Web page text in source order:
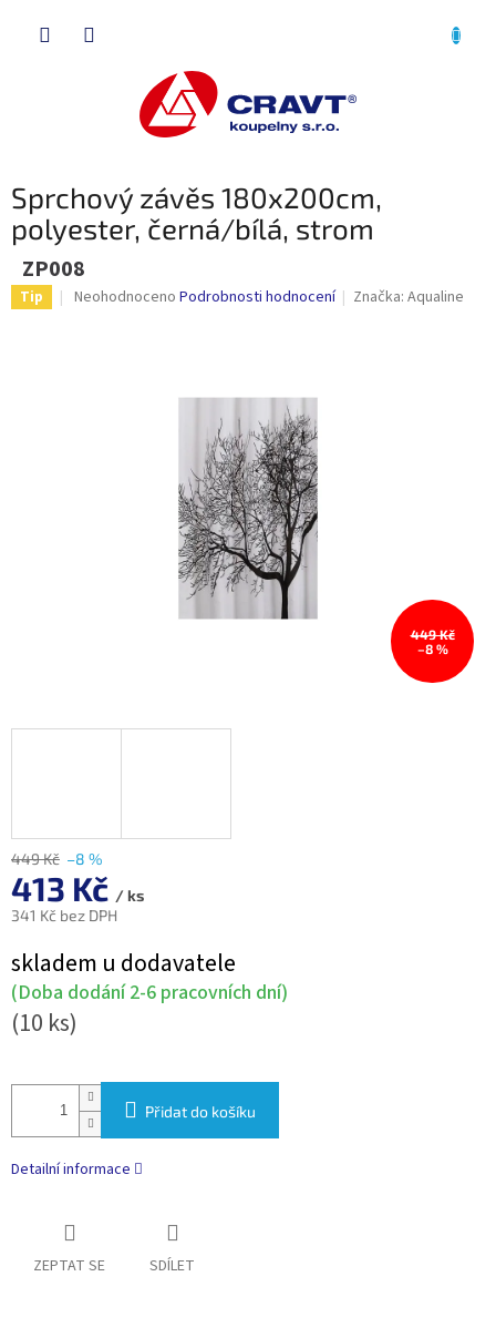
Sprchový závěs 180x200cm,
polyester, černá/bílá, strom
ZP008
Tip
Průměrné
Neohodnoceno Podrobnosti hodnocení Značka:Aqualine
449 Kč
–8 %
449 Kč –8 %
413 Kč / ks
341 Kč bez DPH
cena:
skladem u dodavatele
(Doba dodání 2-6 pracovních dní)
(10 ks)
Přidat do košíku
Detailní informace
ZEPTAT SE SDÍLET